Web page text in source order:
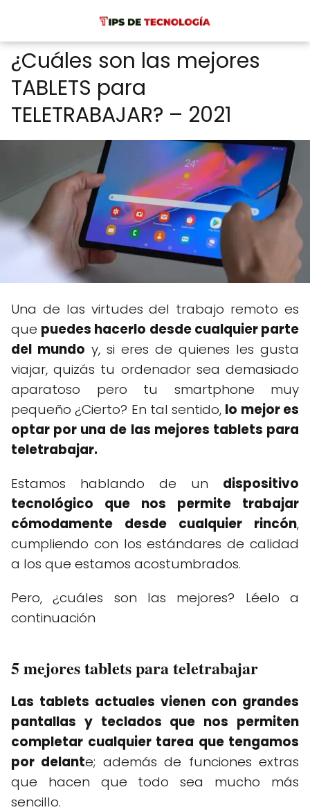
¿Cuáles son las mejores
TABLETS para
TELETRABAJAR? – 2021
Una de las virtudes del trabajo remoto es
que puedes hacerlo desde cualquier parte
del mundo y, si eres de quienes les gusta
viajar, quizás tu ordenador sea demasiado
aparatoso pero tu smartphone muy
pequeño ¿Cierto? En tal sentido, lo mejor es
optar por una de las mejores tablets para
teletrabajar.
Estamos hablando de un dispositivo
tecnológico que nos permite trabajar
cómodamente desde cualquier rincón,
cumpliendo con los estándares de calidad
a los que estamos acostumbrados.
Pero, ¿cuáles son las mejores? Léelo a
continuación
5 mejores tablets para teletrabajar
Las tablets actuales vienen con grandes
pantallas y teclados que nos permiten
completar cualquier tarea que tengamos
por delante; además de funciones extras
que hacen que todo sea mucho más
sencillo.